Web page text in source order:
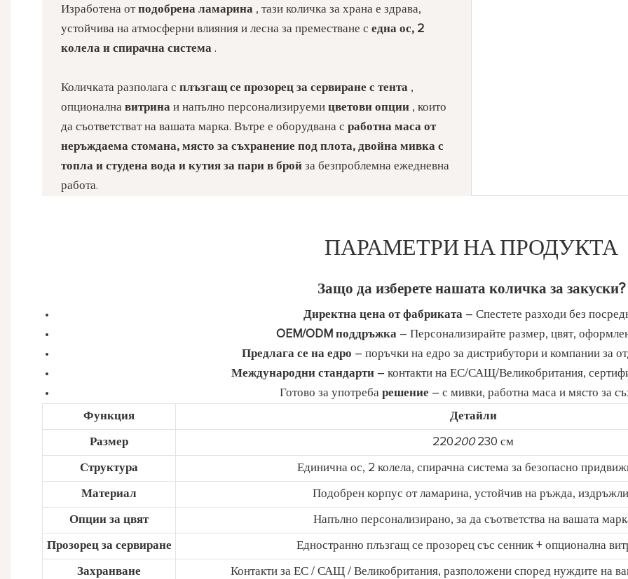
Изработена отподобрена ламарина, тази количка за храна е здрава,
устойчива на атмосферни влияния и лесна за преместване с една ос, 2
колела и спирачна система.
Количката разполага с плъзгащ се прозорец за сервиране с тента,
опционална витринаи напълно персонализируеми цветови опции, които
да съответстват на вашата марка. Вътре е оборудвана с работна маса от
неръждаема стомана, място за съхранение под плота, двойна мивка с
топла и студена вода и кутия за пари в бройза безпроблемна ежедневна
работа.
ПАРАМЕТРИ НА ПРОДУКТА
Защо да изберете нашата количка за закуски?
Директна цена от фабриката – Спестете разходи без
OEM/ODM поддръжка – Персонализирайте размер, цвят,
Предлага се на едро – поръчки на едро за дистрибутори и компании за
Международни стандарти – контакти на ЕС/САЩ/Великобритания,
Готово за употреба решение – с мивки, работна маса и място за
Функция
Детайли
Размер 220200230 см
Структура Единична ос, 2 колела, спирачна система за безопасно
Материал Подобрен корпус от ламарина, устойчив на ръжда,
Опции за цвят Напълно персонализирано, за да съответства на вашата
Прозорец за сервиране Едностранно плъзгащ се прозорец със сенник + опционална
Захранване Контакти за ЕС / САЩ / Великобритания, разположени според нуждите на